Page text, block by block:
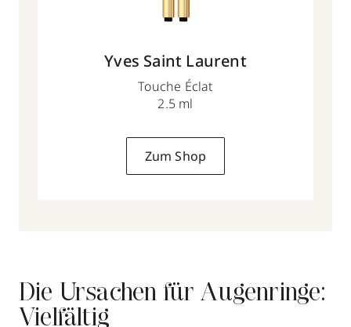
Yves Saint Laurent
Touche Éclat
2.5 ml
Zum Shop
Die Ursachen für Augenringe:
Vielfältig